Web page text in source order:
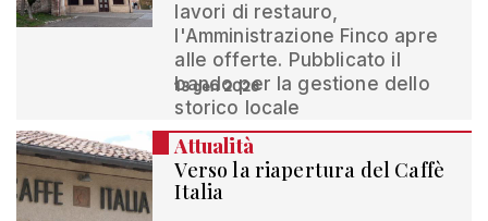
lavori di restauro,
l'Amministrazione Finco apre
alle offerte. Pubblicato il
bando per la gestione dello
storico locale
13 gen 2026
Attualità
Verso la riapertura del Caffè
Italia